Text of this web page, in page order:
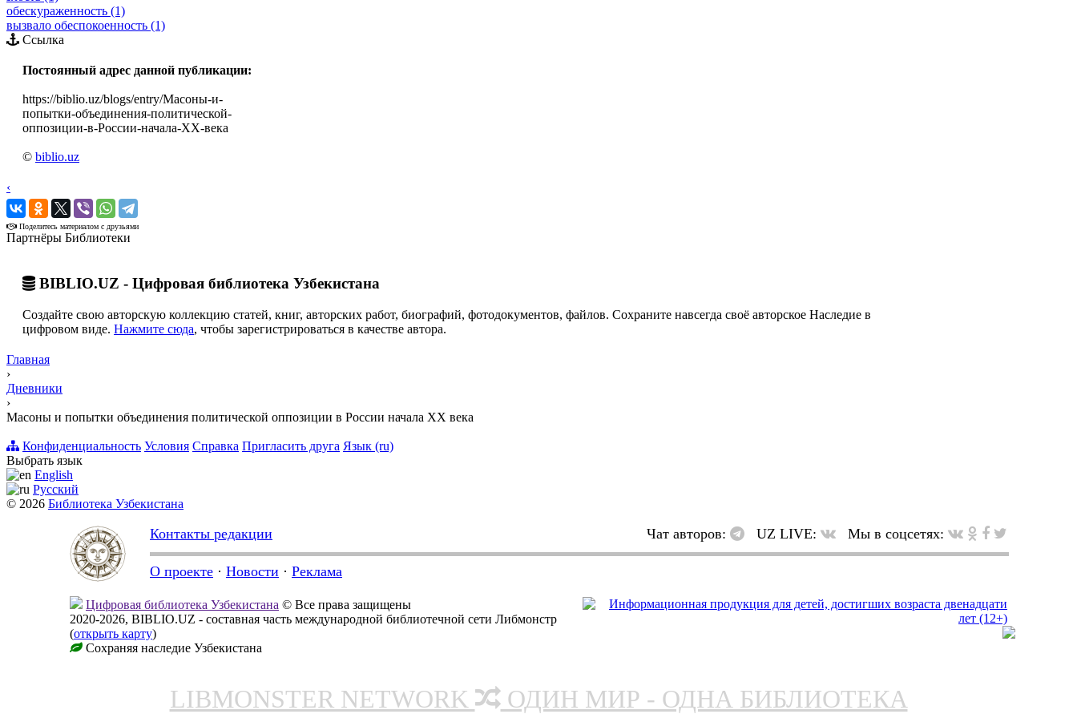
обескураженность (1)
вызвало обеспокоенность (1)
Ссылка
Постоянный адрес данной публикации:
https://biblio.uz/blogs/entry/Масоны-и-
попытки-объединения-политической-
оппозиции-в-России-начала-XX-века
© biblio.uz
‹
›
Поделитесь материалом с друзьями
Партнёры Библиотеки
BIBLIO.UZ - Цифровая библиотека Узбекистана
Создайте свою авторскую коллекцию статей, книг, авторских работ, биографий, фотодокументов, файлов. Сохраните навсегда своё авторское Наследие в
цифровом виде. Нажмите сюда, чтобы зарегистрироваться в качестве автора.
Главная
›
Дневники
›
Масоны и попытки объединения политической оппозиции в России начала XX века
Конфиденциальность Условия Справка Пригласить друга Язык (ru)
Выбрать язык
English
Русский
© 2026 Библиотека Узбекистана
Контакты редакции Чат авторов: UZ LIVE: Мы в соцсетях:
О проекте · Новости · Реклама
Цифровая библиотека Узбекистана © Все права защищены
2020-2026, BIBLIO.UZ - составная часть международной библиотечной сети Либмонстр
(открыть карту)
Сохраняя наследие Узбекистана
LIBMONSTER NETWORK ОДИН МИР - ОДНА БИБЛИОТЕКА